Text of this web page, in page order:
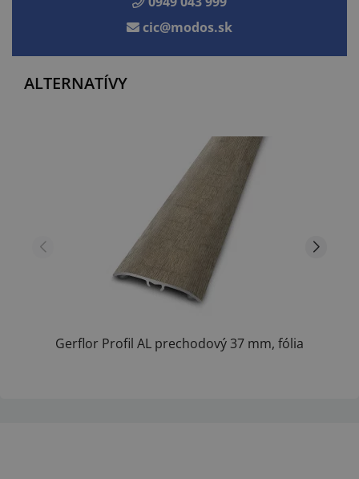
cic@modos.sk
ALTERNATÍVY
Gerflor Profil AL prechodový 37 mm, fólia